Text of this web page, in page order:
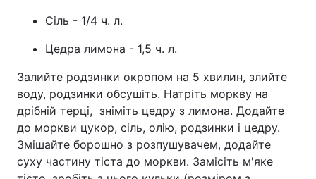
Сіль - 1/4 ч. л.
Цедра лимона - 1,5 ч. л.
Залийте родзинки окропом на 5 хвилин, злийте
воду, родзинки обсушіть. Натріть моркву на
дрібній терці, зніміть цедру з лимона. Додайте
до моркви цукор, сіль, олію, родзинки і цедру.
Змішайте борошно з розпушувачем, додайте
суху частину тіста до моркви. Замісіть м'яке